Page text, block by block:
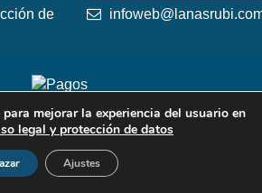
de
mejorar la experiencia del usuario en
legal y protección de datos
Ajustes